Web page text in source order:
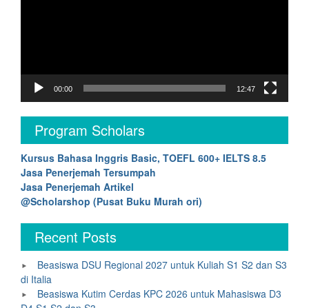
00:00 12:47
Program Scholars
Kursus Bahasa Inggris Basic, TOEFL 600+ IELTS 8.5
Jasa Penerjemah Tersumpah
Jasa Penerjemah Artikel
@Scholarshop (Pusat Buku Murah ori)
Recent Posts
Beasiswa DSU Regional 2027 untuk Kuliah S1 S2 dan S3
di Italia
Beasiswa Kutim Cerdas KPC 2026 untuk Mahasiswa D3